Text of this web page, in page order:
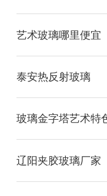
艺术玻璃哪里便宜
泰安热反射玻璃
玻璃金字塔艺术特
辽阳夹胶玻璃厂家